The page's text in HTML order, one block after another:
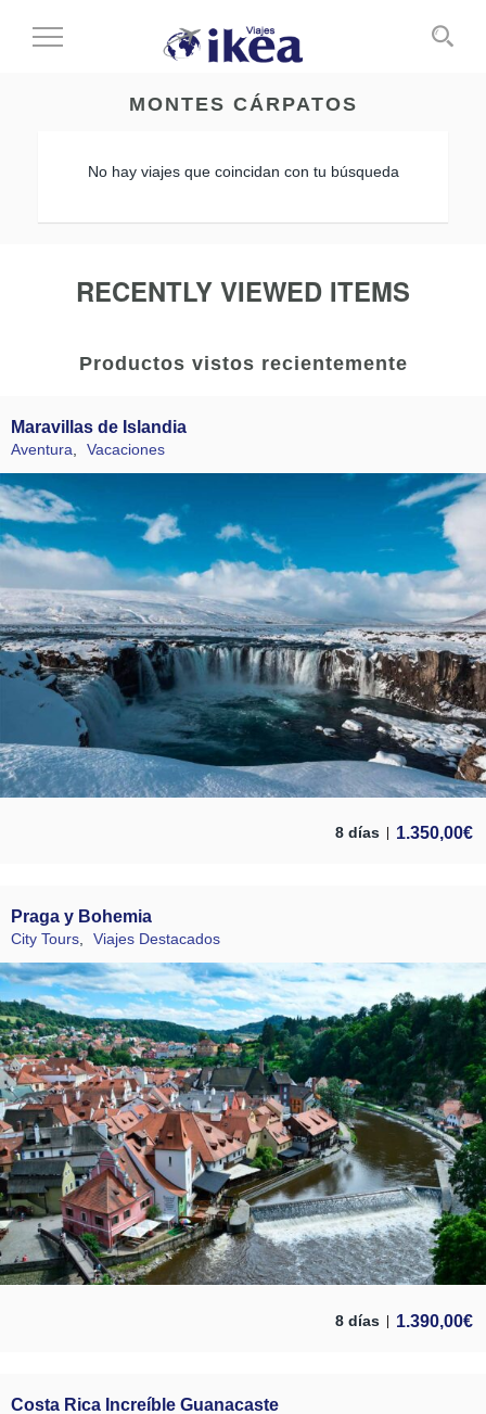
Cambiar
MONTES CÁRPATOS
No hay viajes que coincidan con tu búsqueda
RECENTLY VIEWED ITEMS
Productos vistos recientemente
Maravillas de Islandia
Aventura Vacaciones
8 días 1.350,00€
Praga y Bohemia
City Tours, Viajes Destacados
8 días 1.390,00€
Costa Rica Increíble Guanacaste